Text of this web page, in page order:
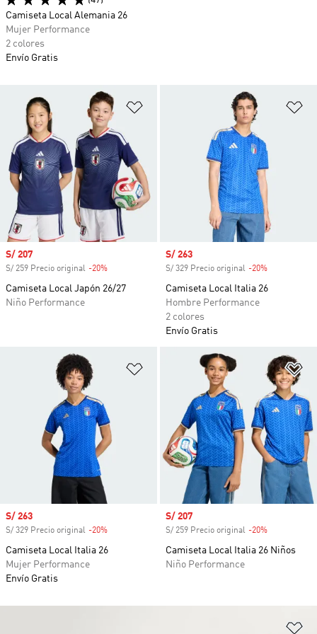
Añadir a la lista de deseos
Precio de venta
S/ 207
S/ 259 Precio original -20%
Camiseta Local Japón 26/27
Niño Performance
Precio de venta
S/ 263
S/ 329 Precio original -20%
Camiseta Local Italia 26
Hombre Performance
2 colores
Envío Gratis
Añadir a la lista de deseos
Precio de venta
S/ 263
S/ 329 Precio original -20%
Camiseta Local Italia 26
Mujer Performance
Envío Gratis
Precio de venta
S/ 207
S/ 259 Precio original -20%
Camiseta Local Italia 26 Niños
Niño Performance
Camiseta Local Alemania 26
Mujer Performance
2 colores
Envío Gratis